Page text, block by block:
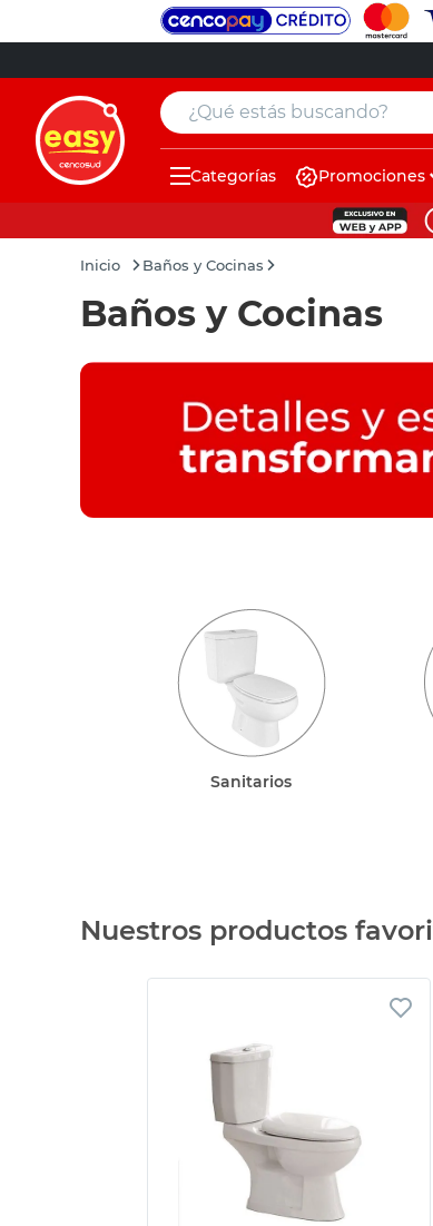
¿Qué estás buscando?
Categorías Promociones
Baños y Cocinas
Baños y Cocinas
Sanitarios
Nuestros productos
Vista rápida
muebles
escritorio
sillon
espejo
sillas
ceramica